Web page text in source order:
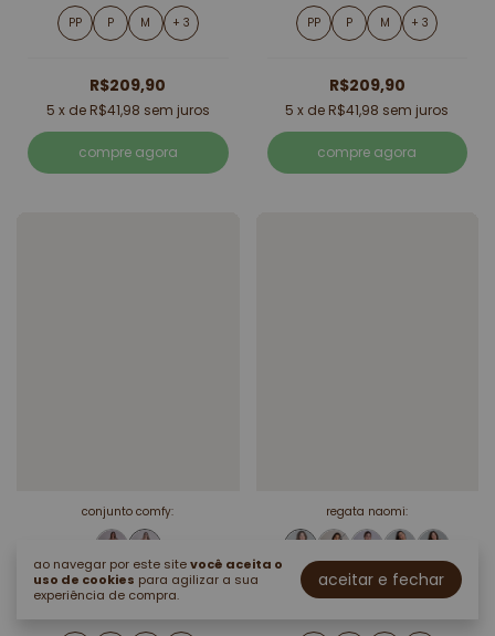
ao navegar por este sitevocê aceita o
uso de cookies para agilizar a sua
experiência de compra.
aceitar e fechar
PP P M + 3
R$209,90
5 x de R$41,98 sem juros
compre agora
PP P M + 3
R$209,90
5 x de R$41,98 sem juros
compre agora
conjunto comfy:
conjunto comfy
regata naomi:
regata canelada